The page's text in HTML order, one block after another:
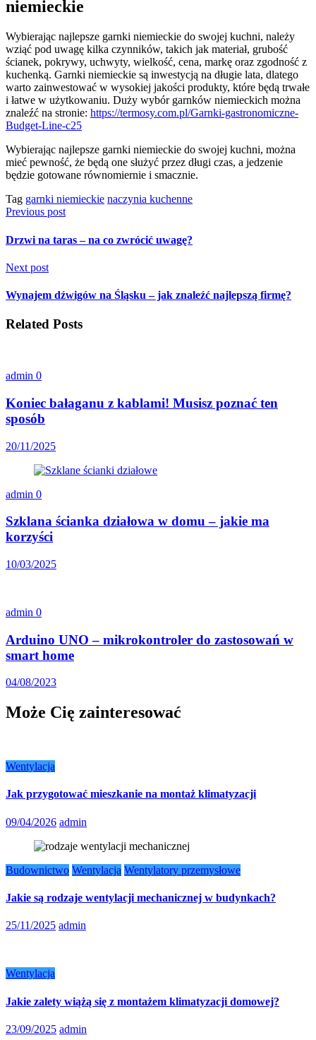
niemieckie
Wybierając najlepsze garnki niemieckie do swojej kuchni, należy
wziąć pod uwagę kilka czynników, takich jak materiał, grubość
ścianek, pokrywy, uchwyty, wielkość, cena, markę oraz zgodność z
kuchenką. Garnki niemieckie są inwestycją na długie lata, dlatego
warto zainwestować w wysokiej jakości produkty, które będą trwałe
i łatwe w użytkowaniu. Duży wybór garnków niemieckich można
znaleźć na stronie: https://termosy.com.pl/Garnki-gastronomiczne-
Budget-Line-c25
Wybierając najlepsze garnki niemieckie do swojej kuchni, można
mieć pewność, że będą one służyć przez długi czas, a jedzenie
będzie gotowane równomiernie i smacznie.
Tag garnki niemieckie naczynia kuchenne
Previous post
Drzwi na taras – na co zwrócić uwagę?
Next post
Wynajem dźwigów na Śląsku – jak znaleźć najlepszą firmę?
Related Posts
admin 0
Koniec bałaganu z kablami! Musisz poznać ten
sposób
20/11/2025
admin 0
Szklana ścianka działowa w domu – jakie ma
korzyści
10/03/2025
admin 0
Arduino UNO – mikrokontroler do zastosowań w
smart home
04/08/2023
Może Cię zainteresować
Wentylacja
Jak przygotować mieszkanie na montaż klimatyzacji
09/04/2026 admin
Budownictwo Wentylacja Wentylatory przemysłowe
Jakie są rodzaje wentylacji mechanicznej w budynkach?
25/11/2025 admin
Wentylacja
Jakie zalety wiążą się z montażem klimatyzacji domowej?
23/09/2025 admin